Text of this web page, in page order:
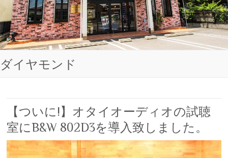
ダイヤモンド
【ついに!】オタイオーディオの試聴
室にB&W 802D3を導入致しました。